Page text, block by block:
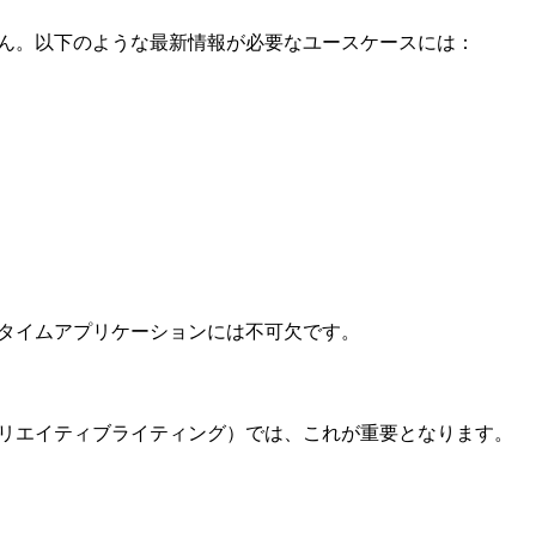
以下のような最新情報が必要なユースケースには：
イムアプリケーションには不可欠です。
イティブライティング）では、これが重要となります。